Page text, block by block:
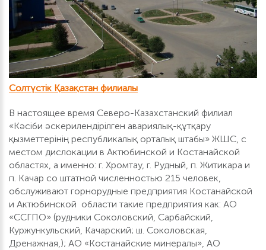
Солтүстік Қазақстан филиалы
В настоящее время Северо-Казахстанский филиал
«Кәсіби әскерилендірілген авариялық-құтқару
қызметтерінің республикалық орталық штабы» ЖШС, с
местом дислокации в Актюбинской и Костанайской
областях, а именно: г. Хромтау, г. Рудный, п. Житикара и
п. Качар со штатной численностью 215 человек,
обслуживают горнорудные предприятия Костанайской
и Актюбинской области такие предприятия как: АО
«ССГПО» (рудники Соколовский, Сарбайский,
Куржункульский, Качарский; ш. Соколовская,
Дренажная,); АО «Костанайские минералы», АО